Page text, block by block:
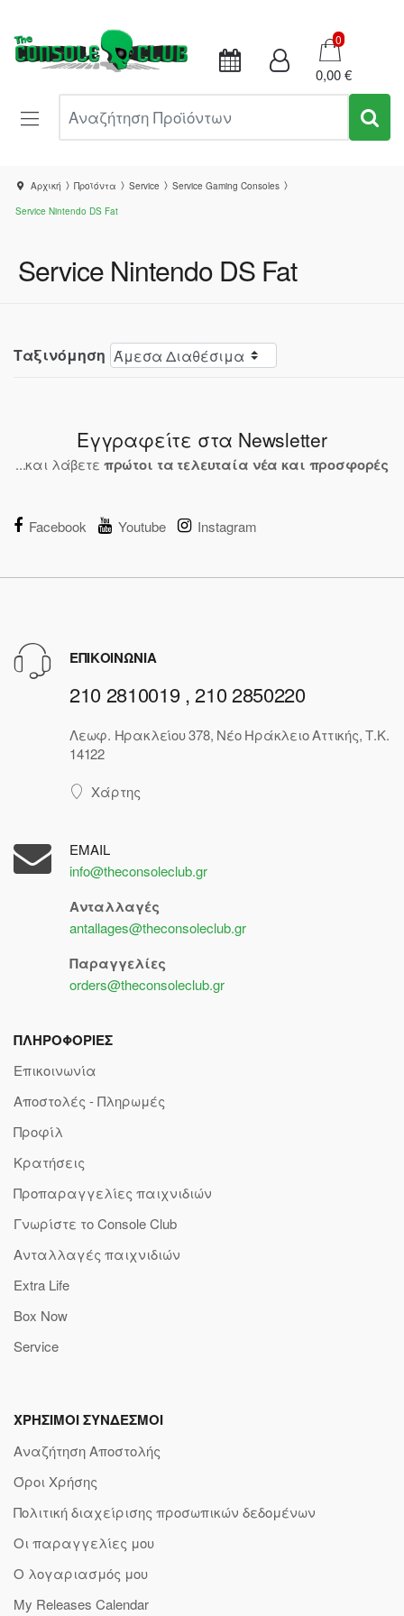
Καλάθι
0
0,00 €
Αρχική Προϊόντα Service
Service Gaming Consoles
Service Nintendo DS Fat
Service Nintendo DS Fat
Ταξινόμηση
Εγγραφείτε στα Newsletter
...και λάβετε πρώτοι τα τελευταία νέα και προσφορές
Facebook Youtube Instagram
ΕΠΙΚΟΙΝΩΝΙΑ
210 2810019 , 210 2850220
Λεωφ. Ηρακλείου 378, Νέο Ηράκλειο Αττικής, Τ.Κ.
14122
Χάρτης
EMAIL
info@theconsoleclub.gr
Ανταλλαγές
antallages@theconsoleclub.gr
Παραγγελίες
orders@theconsoleclub.gr
ΠΛΗΡΟΦΟΡΙΕΣ
Επικοινωνία
Αποστολές - Πληρωμές
Προφίλ
Κρατήσεις
Προπαραγγελίες παιχνιδιών
Γνωρίστε το Console Club
Ανταλλαγές παιχνιδιών
Extra Life
Box Now
Service
ΧΡΗΣΙΜΟΙ ΣΥΝΔΕΣΜΟΙ
Αναζήτηση Αποστολής
Όροι Χρήσης
Πολιτική διαχείρισης προσωπικών δεδομένων
Οι παραγγελίες μου
Ο λογαριασμός μου
My Releases Calendar